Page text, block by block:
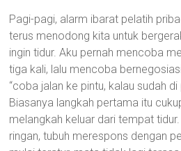
Pagi-pagi, alarm ibarat pelatih
terus menodong kita untuk
ingin tidur. Aku pernah mencoba
tiga kali, lalu mencoba
“coba jalan ke pintu, kalau sudah di
Biasanya langkah pertama itu
melangkah keluar dari tempat
ringan, tubuh merespons dengan